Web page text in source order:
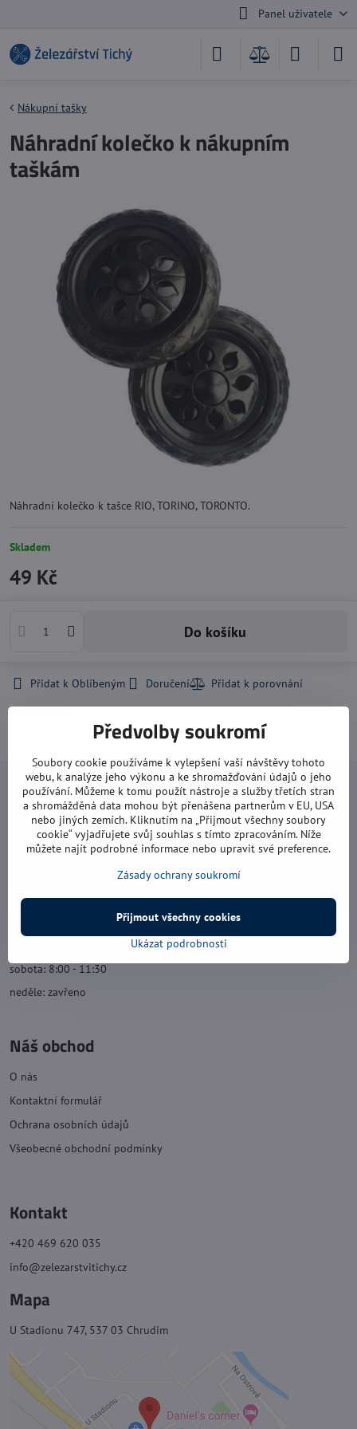
Panel uživatele
Nákupní tašky
Náhradní kolečko k nákupním
taškám
Náhradní kolečko k tašce RIO, TORINO, TORONTO.
Skladem
49 Kč
Do košíku
Přidat k Oblíbeným
Doručení
Výrobce:
Navštivte nás
Otevírací doba:
pondělí: 8:00 - 16:00
středa: 8:00 - 16:00
sobota: 8:00 - 11:30
neděle: zavřeno
Náš obchod
O nás
Kontaktní formulář
Ochrana osobních údajů
Všeobecné obchodní podmínky
Kontakt
+420 469 620 035
info@zelezarstvitichy.cz
Mapa
U Stadionu 747, 537 03 Chrudim
Předvolby soukromí
Soubory cookie používáme k vylepšení vaší návštěvy tohoto
webu, k analýze jeho výkonu a ke shromažďování údajů o jeho
používání. Můžeme k tomu použít nástroje a služby třetích stran
a shromážděná data mohou být přenášena partnerům v EU, USA
nebo jiných zemích. Kliknutím na „Přijmout všechny soubory
cookie“ vyjadřujete svůj souhlas s tímto zpracováním. Níže
můžete najít podrobné informace nebo upravit své preference.
Zásady ochrany soukromí
Ukázat podrobnosti
Přijmout všechny cookies